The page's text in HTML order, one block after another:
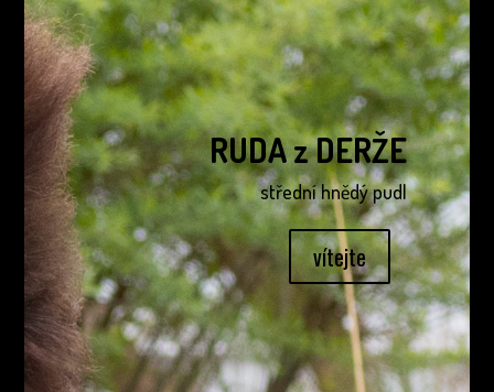
RUDA z DERŽE
střední hnědý pudl
vítejte